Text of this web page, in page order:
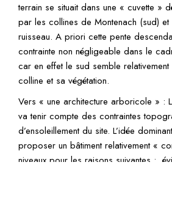
terrain se situait dans une « cuvette »
par les collines de Montenach (sud) et
ruisseau. A priori cette pente
contrainte non négligeable dans le
car en effet le sud semble
colline et sa végétation.
Vers « une architecture arboricole » :
va tenir compte des contraintes
d’ensoleillement du site. L’idée
proposer un bâtiment relativement«
niveaux pour les raisons suivantes :